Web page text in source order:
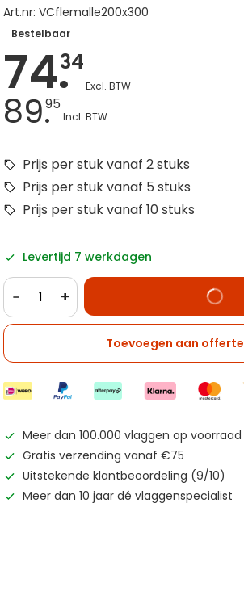
Art.nr: VCflemalle200x300
Bestelbaar
74.34
89.95
Prijs per stuk vanaf 2 stuks
Prijs per stuk vanaf 5 stuks
Prijs per stuk vanaf 10 stuks
Levertijd 7 werkdagen
− +
Toevoegen aan offerte
Meer dan 100.000 vlaggen op voorraad
Gratis verzending vanaf €75
Uitstekende klantbeoordeling (9/10)
Meer dan 10 jaar dé vlaggenspecialist